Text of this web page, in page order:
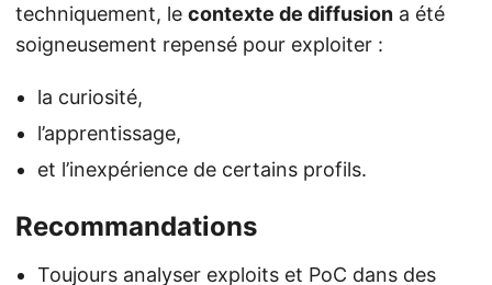
techniquement, le contexte de diffusion a été
soigneusement repensé pour exploiter :
la curiosité,
l’apprentissage,
et l’inexpérience de certains profils.
Recommandations
Toujours analyser exploits et PoC dans des